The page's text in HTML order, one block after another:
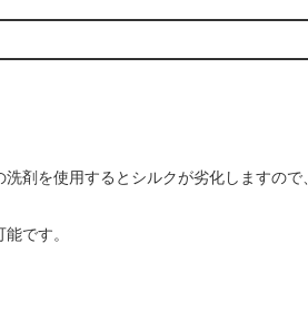
剤を使用するとシルクが劣化しますので
です。